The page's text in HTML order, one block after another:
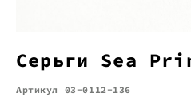
Cерьги Sea
Артикул 03-0112-136